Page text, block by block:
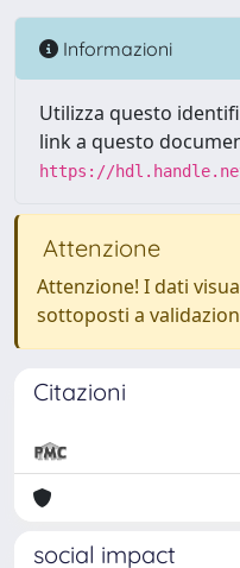
Informazioni
Utilizza questo
link a questo
https://
Attenzione
Attenzione! I dati
sottoposti a
Citazioni
social impact